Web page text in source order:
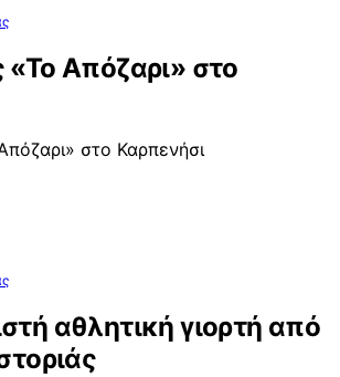
Απόζαρι» στο
στο Καρπενήσι
αθλητική γιορτή από